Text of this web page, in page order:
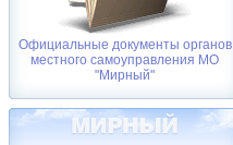
Официальные документы органов
местного самоуправления МО
"Мирный"